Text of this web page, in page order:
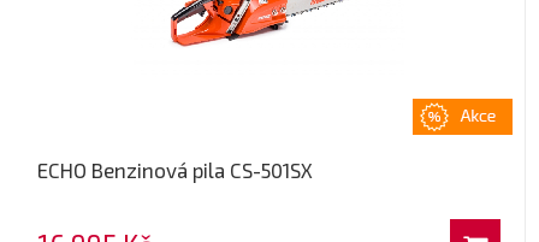
ECHO Benzinová pila CS-501SX